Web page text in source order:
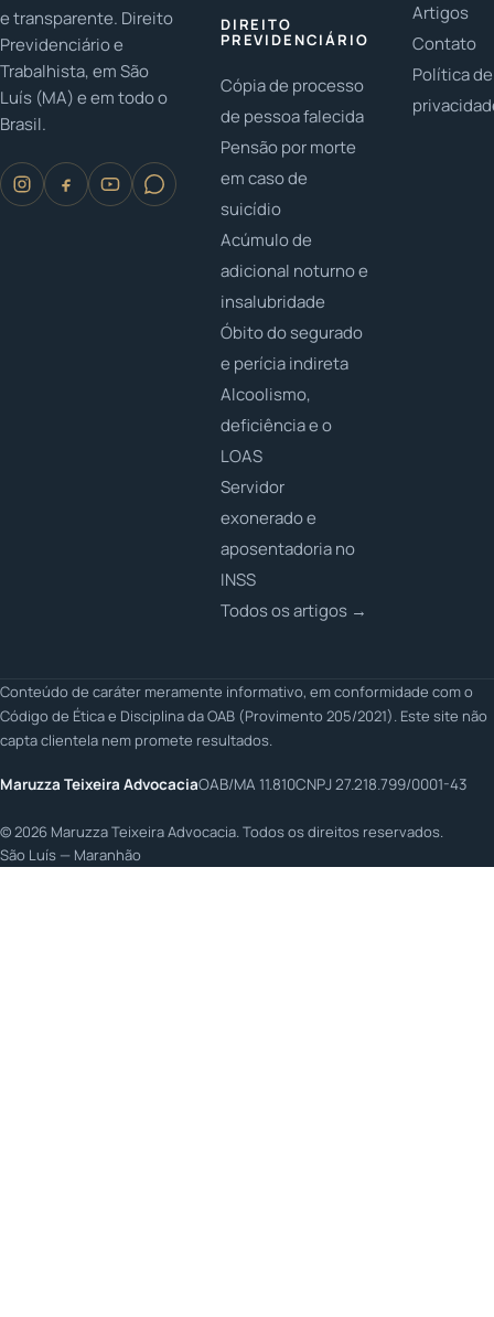
e transparente. Direito
Previdenciário e
Trabalhista, em São
Luís (MA) e em todo o
Brasil.
DIREITO
PREVIDENCIÁRIO
Cópia de processo
de pessoa falecida
Pensão por morte
em caso de
suicídio
Acúmulo de
adicional noturno e
insalubridade
Óbito do segurado
e perícia indireta
Alcoolismo,
deficiência e o
LOAS
Servidor
exonerado e
aposentadoria no
INSS
Todos os artigos →
Artigos
Contato
Política de
Conteúdo de caráter meramente informativo, em conformidade com o
Código de Ética e Disciplina da OAB (Provimento 205/2021). Este site não
capta clientela nem promete resultados.
Maruzza Teixeira AdvocaciaOAB/MA 11.810CNPJ 27.218.799/0001-43
©2026 Maruzza Teixeira Advocacia. Todos os direitos reservados.
São Luís — Maranhão